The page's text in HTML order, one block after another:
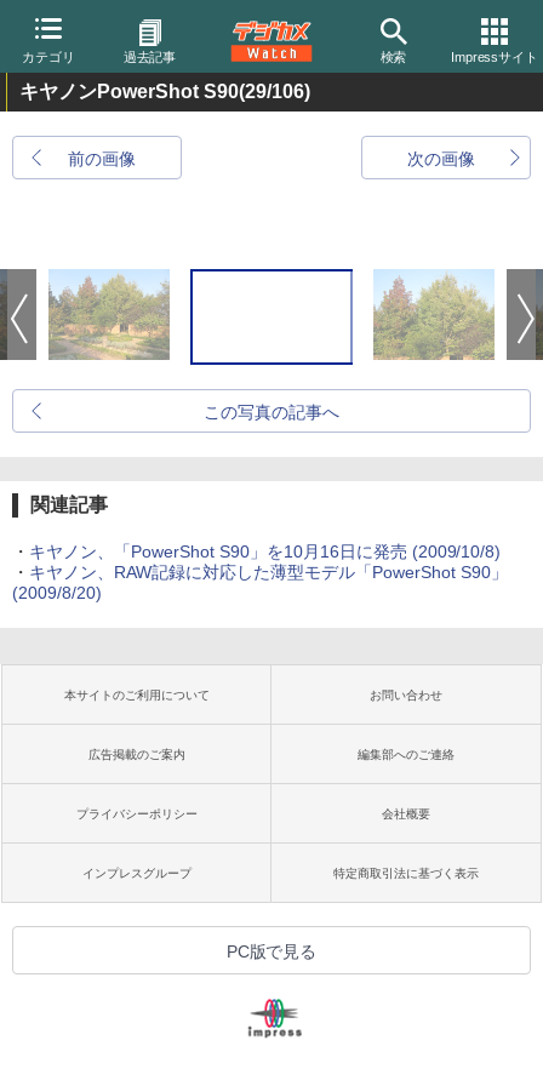
カテゴリ 過去記事 検索 Impressサイト
キヤノンPowerShot S90(29/106)
前の画像 次の画像
この写真の記事へ
関連記事
・ キヤノン、「PowerShot S90」を10月16日に発売 (2009/10/8)
・ キヤノン、RAW記録に対応した薄型モデル「PowerShot S90」
(2009/8/20)
本サイトのご利用について お問い合わせ
広告掲載のご案内 編集部へのご連絡
プライバシーポリシー 会社概要
インプレスグループ 特定商取引法に基づく表示
PC版で見る